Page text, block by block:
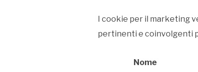
I cookie per il marketing
pertinenti e coinvolgenti
Nome